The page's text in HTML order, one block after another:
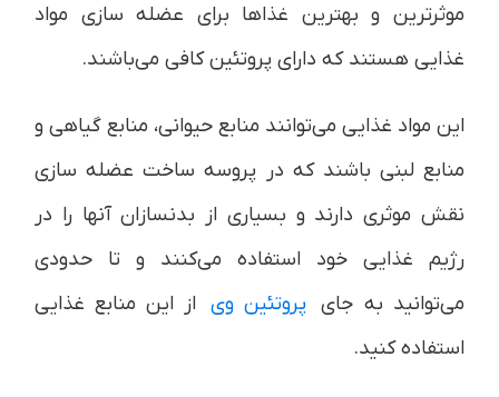
موثرترین و بهترین غذاها برای عضله سازی مواد
غذایی هستند که دارای پروتئین کافی می‌باشند.
این مواد غذایی می‌توانند منابع حیوانی، منابع گیاهی و
منابع لبنی باشند که در پروسه ساخت عضله سازی
نقش موثری دارند و بسیاری از بدنسازان آنها را در
رژیم غذایی خود استفاده می‌‎کنند و تا حدودی
می‌توانید به جای
پروتئین وی
از این منابع غذایی
استفاده کنید.